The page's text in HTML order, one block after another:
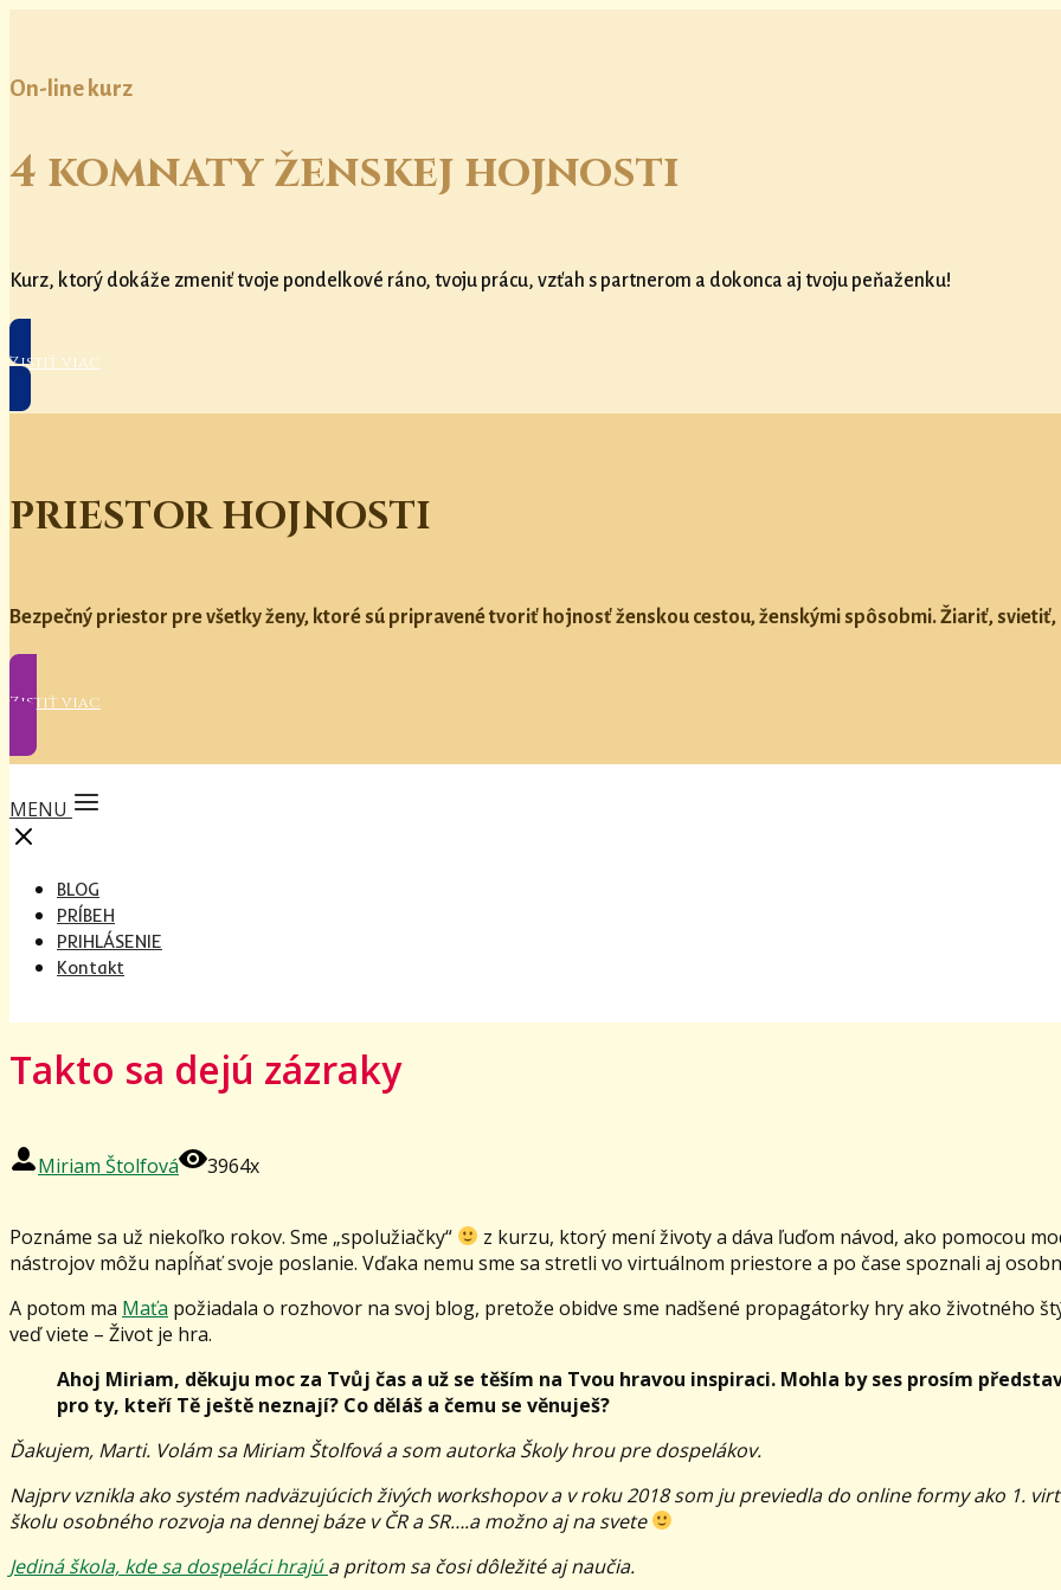
On-line kurz
4 komnaty ženskej hojnosti
Kurz, ktorý dokáže zmeniť tvoje pondelkové ráno, tvoju prácu, vzťah s partnerom a dokonca aj tvoju peňaženku!
Zistiť viac
PRIESTOR HOJNOSTI
Bezpečný priestor pre všetky ženy, ktoré sú pripravené tvoriť hojnosť ženskou cestou, ženskými spôsobmi. Žiariť,
Zistiť viac
MENU
BLOG
PRÍBEH
PRIHLÁSENIE
Kontakt
Takto sa dejú zázraky
Miriam Štolfová 3964x
Poznáme sa už niekoľko rokov. Sme „spolužiačky“
z kurzu, ktorý mení životy a dáva ľuďom návod, ako pomocou
nástrojov môžu napĺňať svoje poslanie. Vďaka nemu sme sa stretli vo virtuálnom priestore a po čase spoznali aj
A potom ma Maťa požiadala o rozhovor na svoj blog, pretože obidve sme nadšené propagátorky hry ako životného
veď viete – Život je hra.
Ahoj Miriam, děkuju moc za Tvůj čas a už se těším na Tvou hravou inspiraci. Mohla by ses prosím
pro ty, kteří Tě ještě neznají? Co děláš a čemu se věnuješ?
Ďakujem, Marti. Volám sa Miriam Štolfová a som autorka Školy hrou pre dospelákov.
Najprv vznikla ako systém nadväzujúcich živých workshopov a v roku 2018 som ju previedla do online formy ako 1.
školu osobného rozvoja na dennej báze v ČR a SR….a možno aj na svete
Jediná škola, kde sa dospeláci hrajúa pritom sa čosi dôležité aj naučia.